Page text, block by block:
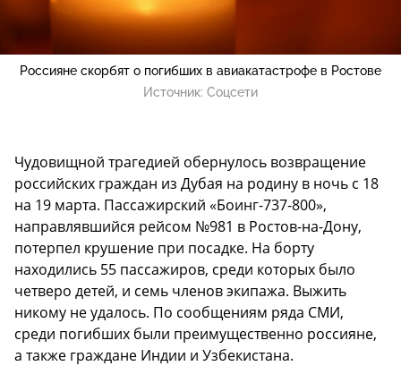
Россияне скорбят о погибших в авиакатастрофе в Ростове
Источник: Соцсети
Чудовищной трагедией обернулось возвращение
российских граждан из Дубая на родину в ночь с 18
на 19 марта. Пассажирский «Боинг-737-800»,
направлявшийся рейсом №981 в Ростов-на-Дону,
потерпел крушение при посадке. На борту
находились 55 пассажиров, среди которых было
четверо детей, и семь членов экипажа. Выжить
никому не удалось. По сообщениям ряда СМИ,
среди погибших были преимущественно россияне,
а также граждане Индии и Узбекистана.